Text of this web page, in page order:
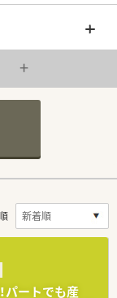
パートでも産